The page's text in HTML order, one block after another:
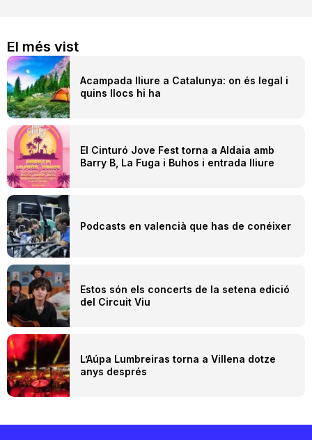
El més vist
Acampada lliure a Catalunya: on és legal i
quins llocs hi ha
El Cinturó Jove Fest torna a Aldaia amb
Barry B, La Fuga i Buhos i entrada lliure
Podcasts en valencià que has de conéixer
Estos són els concerts de la setena edició
del Circuit Viu
L’Aúpa Lumbreiras torna a Villena dotze
anys després